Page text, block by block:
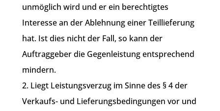
unmöglich wird und er ein berechtigtes
Interesse an der Ablehnung einer Teillieferung
hat. Ist dies nicht der Fall, so kann der
Auftraggeber die Gegenleistung entsprechend
mindern.
2. Liegt Leistungsverzug im Sinne des § 4 der
Verkaufs- und Lieferungsbedingungen vor und